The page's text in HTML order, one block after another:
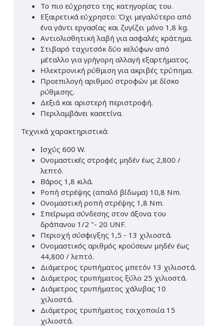
Το πιο εύχρηστο της κατηγορίας του.
Εξαιρετικά εύχρηστο: Όχι μεγαλύτερο από
ένα γάντι εργασίας και ζυγίζει μόνο 1,8 kg.
Αντιολισθητική λαβή για ασφαλές κράτημα.
Στιβαρό ταχυτσόκ δύο κελύφων από
μέταλλο για γρήγορη αλλαγή εξαρτήματος.
Ηλεκτρονική ρύθμιση για ακριβές τρύπημα.
Προεπιλογή αριθμού στροφών με δίσκο
ρύθμισης.
Δεξιά και αριστερή περιστροφή.
Περιλαμβάνει κασετίνα.
Τεχνικά χαρακτηριστικά:
Ισχύς 600 W.
Ονομαστικές στροφές μηδέν έως 2,800 /
λεπτό.
Βάρος 1,8 κιλά.
Ροπή στρέψης (απαλό βίδωμα) 10,8 Nm.
Ονομαστική ροπή στρέψης 1,8 Nm.
Σπείρωμα σύνδεσης στον άξονα του
δράπανου 1/2 "- 20 UNF.
Περιοχή σύσφιγξης 1,5 - 13 χιλιοστά.
Ονομαστικός αριθμός κρούσεων μηδέν έως
44,800 / λεπτό.
Διάμετρος τρυπήματος μπετόν 13 χιλιοστά.
Διάμετρος τρυπήματος ξύλο 25 χιλιοστά.
Διάμετρος τρυπήματος χάλυβας 10
χιλιοστά.
Διάμετρος τρυπήματος τοιχοποιία 15
χιλιοστά.